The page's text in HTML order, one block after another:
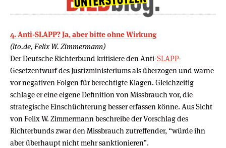
4. Anti-SLAPP? Ja, aber bitte ohne Wir­kung
(lto.de, Felix W. Zimmermann)
Der Deutsche Richterbund kritisiere den Anti-SLAPP-
Gesetzentwurf des Justizministeriums als überzogen und warne
vor negativen Folgen für berechtigte Klagen. Gleichzeitig
schlage er eine eigene Definition von Missbrauch vor, die
strategische Einschüchterung besser erfassen könne. Aus Sicht
von Felix W. Zimmermann beschreibe der Vorschlag des
Richterbunds zwar den Missbrauch zutreffender, “würde ihn
aber überhaupt nicht mehr sanktionieren”.